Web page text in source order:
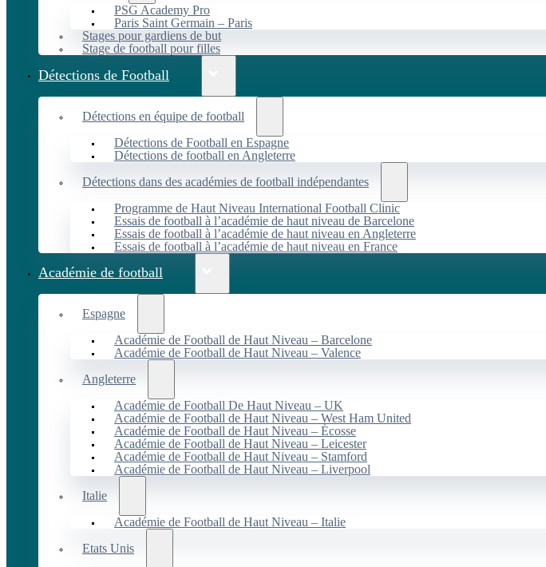
PSG Academy Pro
Paris Saint Germain – Paris
Stages pour gardiens de but
Stage de football pour filles
Détections de Football
Détections en équipe de football
Détections de Football en Espagne
Détections de football en Angleterre
Détections dans des académies de football indépendantes
Programme de Haut Niveau International Football Clinic
Essais de football à l’académie de haut niveau de Barcelone
Essais de football à l’académie de haut niveau en Angleterre
Essais de football à l’académie de haut niveau en France
Académie de football
Espagne
Académie de Football de Haut Niveau – Barcelone
Académie de Football de Haut Niveau – Valence
Angleterre
Académie de Football De Haut Niveau – UK
Académie de Football de Haut Niveau – West Ham United
Académie de Football de Haut Niveau – Écosse
Académie de Football de Haut Niveau – Leicester
Académie de Football de Haut Niveau – Stamford
Académie de Football de Haut Niveau – Liverpool
Italie
Académie de Football de Haut Niveau – Italie
Etats Unis